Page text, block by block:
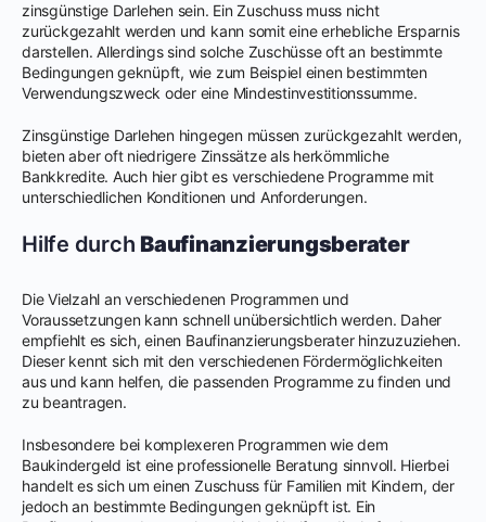
zinsgünstige Darlehen sein. Ein Zuschuss muss nicht
zurückgezahlt werden und kann somit eine erhebliche Ersparnis
darstellen. Allerdings sind solche Zuschüsse oft an bestimmte
Bedingungen geknüpft, wie zum Beispiel einen bestimmten
Verwendungszweck oder eine Mindestinvestitionssumme.
Zinsgünstige Darlehen hingegen müssen zurückgezahlt werden,
bieten aber oft niedrigere Zinssätze als herkömmliche
Bankkredite. Auch hier gibt es verschiedene Programme mit
unterschiedlichen Konditionen und Anforderungen.
Hilfe durch Baufinanzierungsberater
Die Vielzahl an verschiedenen Programmen und
Voraussetzungen kann schnell unübersichtlich werden. Daher
empfiehlt es sich, einen Baufinanzierungsberater hinzuzuziehen.
Dieser kennt sich mit den verschiedenen Fördermöglichkeiten
aus und kann helfen, die passenden Programme zu finden und
zu beantragen.
Insbesondere bei komplexeren Programmen wie dem
Baukindergeld ist eine professionelle Beratung sinnvoll. Hierbei
handelt es sich um einen Zuschuss für Familien mit Kindern, der
jedoch an bestimmte Bedingungen geknüpft ist. Ein